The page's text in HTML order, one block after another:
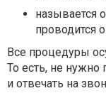
называется
проводится
Все процедуры
То есть, не нужно
и отвечать на